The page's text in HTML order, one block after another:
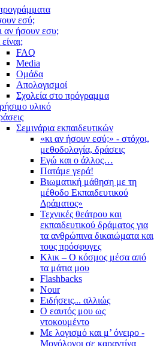
εσύ;
αν ήσουν εσυ;
FAQ
Media
Ομάδα
Απολογισμοί
Σχολεία στο πρόγραμμα
υλικό
Σεμινάρια εκπαιδευτικών
«κι αν ήσουν εσύ;» - στόχοι,
μεθοδολογία, δράσεις
Εγώ και ο άλλος…
Πατάμε γερά!
Βιωματική μάθηση με τη
μέθοδο Εκπαιδευτικού
Δράματος»
Τεχνικές θεάτρου και
εκπαιδευτικού δράματος για
τα ανθρώπινα δικαιώματα και
τους πρόσφυγες
Κλικ – Ο κόσμος μέσα από
τα μάτια μου
Flashbacks
Nour
Ειδήσεις... αλλιώς
Ο εαυτός μου ως
ντοκουμέντο
Με λογισμό και μ’ όνειρο -
Μονόλογοι σε καραντίνα